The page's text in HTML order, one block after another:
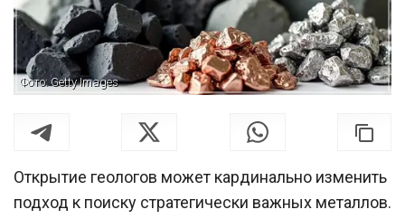
Фото: Getty Images
Открытие геологов может кардинально изменить
подход к поиску стратегически важных металлов.